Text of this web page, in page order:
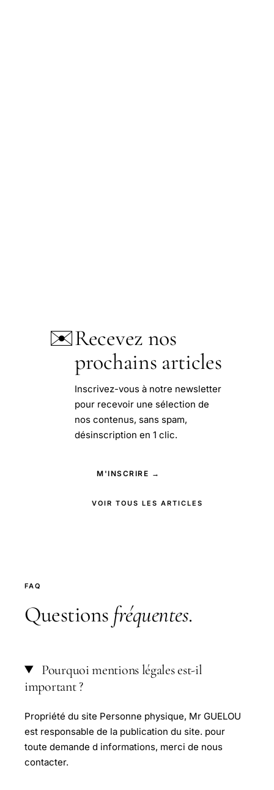
✉️Recevez nos
prochains articles
Inscrivez-vous à notre newsletter
pour recevoir une sélection de
nos contenus, sans spam,
désinscription en 1 clic.
M'INSCRIRE →
VOIR TOUS LES ARTICLES
FAQ
Questions fréquentes.
Pourquoi mentions légales est-il
important ?
Propriété du site Personne physique, Mr GUELOU
est responsable de la publication du site. pour
toute demande d informations, merci de nous
contacter.